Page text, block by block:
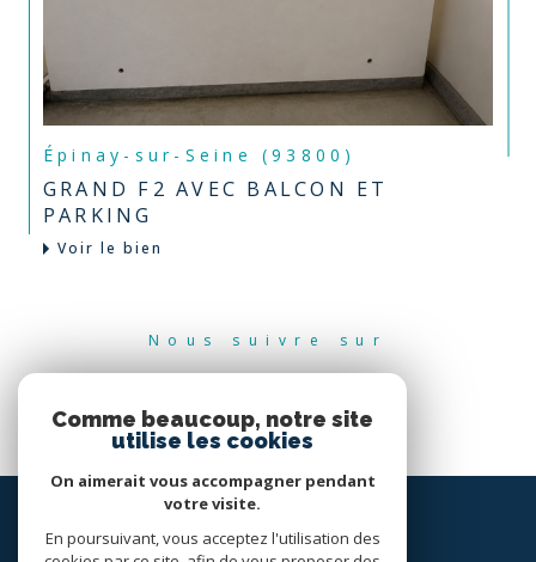
Épinay-sur-Seine (93800)
GRAND F2 AVEC BALCON ET
PARKING
Voir le bien
Nous suivre sur
Comme beaucoup, notre site
utilise les cookies
On aimerait vous accompagner pendant
votre visite.
En poursuivant, vous acceptez l'utilisation des